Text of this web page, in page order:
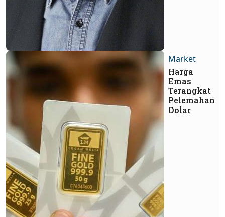
Market
Harga
Emas
Terangkat
Pelemahan
Dolar